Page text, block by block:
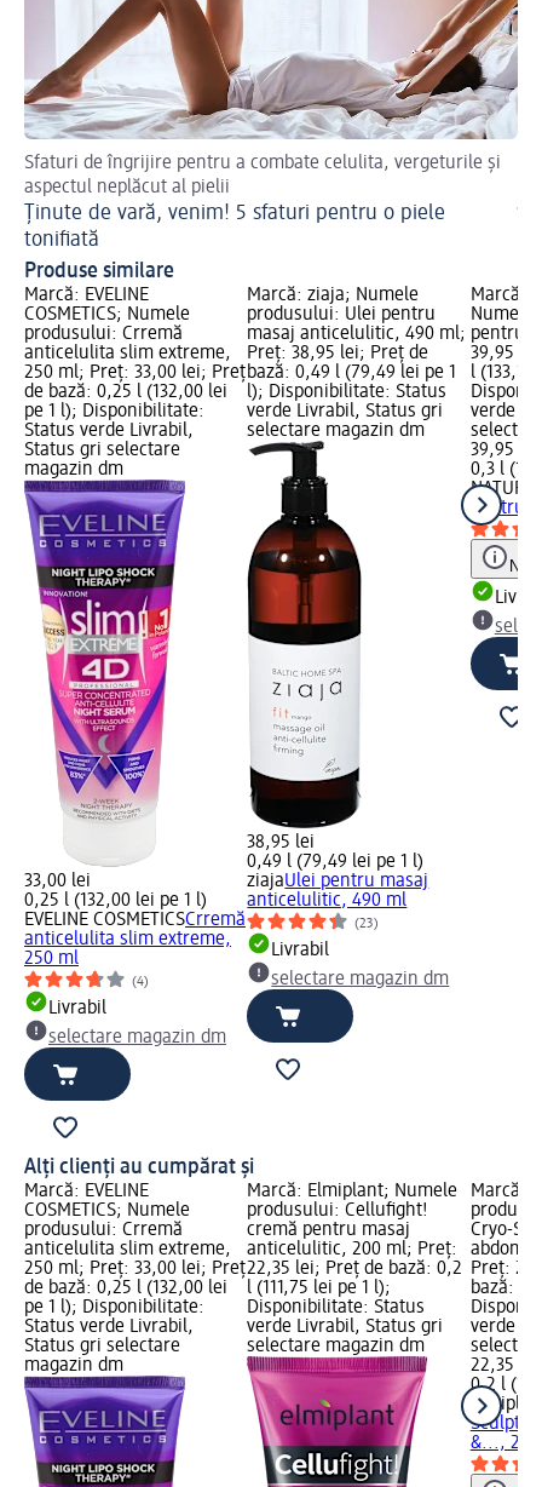
Sfaturi de îngrijire pentru a combate celulita, vergeturile și
aspectul neplăcut al pielii
Ținute de vară, venim! 5 sfaturi pentru o piele
tonifiată
Produse similare
Marcă: EVELINE
COSMETICS; Numele
produsului: Crremă
anticelulita slim extreme,
250 ml; Preț: 33,00 lei; Preț
de bază: 0,25 l (132,00 lei
pe 1 l); Disponibilitate:
Status verde Livrabil,
Status gri selectare
magazin dm
33,00 lei
0,25 l (132,00 lei pe 1 l)
EVELINE COSMETICSCrremă
anticelulita slim extreme,
250 ml
(4)
Livrabil
selectare magazin dm
Marcă: ziaja; Numele
produsului: Ulei pentru
masaj anticelulitic, 490 ml;
Preț: 38,95 lei; Preț de
bază: 0,49 l (79,49 lei pe 1
l); Disponibilitate: Status
verde Livrabil, Status gri
selectare magazin dm
38,95 lei
0,49 l (79,49 lei pe 1 l)
ziajaUlei pentru masaj
anticelulitic, 490 ml
(23)
Livrabil
selectare magazin dm
Marcă:
Numele
pentru
39,95
l (133,17
verde
39,95 lei
0,3 l
NATURA
pentru
Notă
Alți clienți au cumpărat și
Marcă: EVELINE
COSMETICS; Numele
produsului: Crremă
anticelulita slim extreme,
250 ml; Preț: 33,00 lei; Preț
de bază: 0,25 l (132,00 lei
pe 1 l); Disponibilitate:
Status verde Livrabil,
Status gri selectare
magazin dm
Marcă: Elmiplant; Numele
produsului: Cellufight!
cremă pentru masaj
anticelulitic, 200 ml; Preț:
22,35 lei; Preț de bază: 0,2
l (111,75 lei pe 1 l);
Disponibilitate: Status
verde Livrabil, Status gri
selectare magazin dm
Marcă:
Cryo-
Preț:
bază:
verde
22,35 lei
0,2 l
Sculpt
&...,